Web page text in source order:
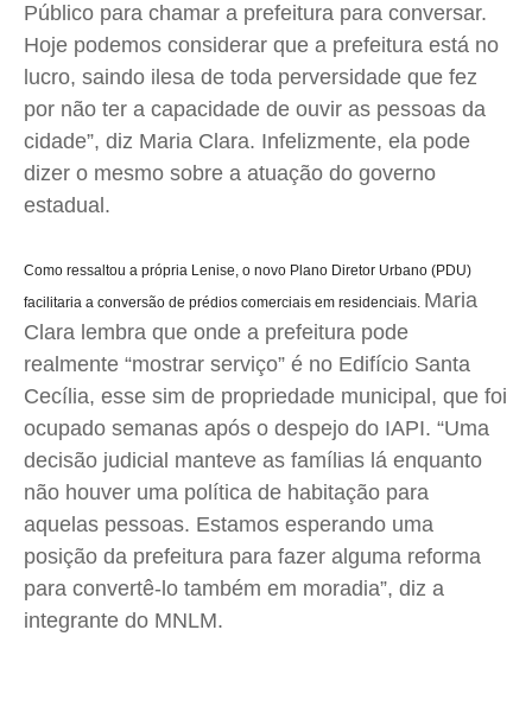
Público para chamar a prefeitura para conversar.
Hoje podemos considerar que a prefeitura está no
lucro, saindo ilesa de toda perversidade que fez
por não ter a capacidade de ouvir as pessoas da
cidade”, diz Maria Clara. Infelizmente, ela pode
dizer o mesmo sobre a atuação do governo
estadual.
Como ressaltou a própria Lenise, o novo Plano Diretor Urbano (PDU)
facilitaria a conversão de prédios comerciais em residenciais. Maria
Clara lembra que onde a prefeitura pode
realmente “mostrar serviço” é no Edifício Santa
Cecília, esse sim de propriedade municipal, que foi
ocupado semanas após o despejo do IAPI. “Uma
decisão judicial manteve as famílias lá enquanto
não houver uma política de habitação para
aquelas pessoas. Estamos esperando uma
posição da prefeitura para fazer alguma reforma
para convertê-lo também em moradia”, diz a
integrante do MNLM.